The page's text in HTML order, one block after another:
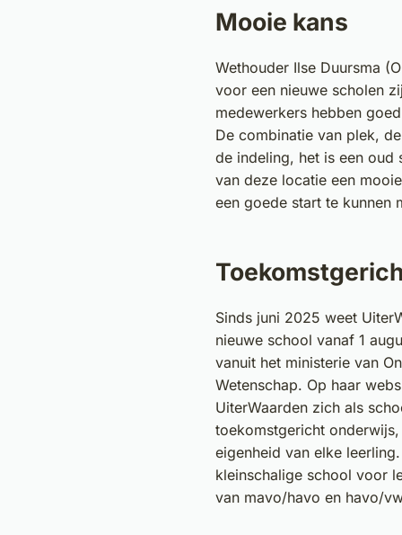
Mooie kans
Wethouder Ilse Duursma
voor een nieuwe scholen
medewerkers hebben
De combinatie van plek,
de indeling, het is een oud
van deze locatie een
een goede start te kunnen
Sinds juni 2025 weet
nieuwe school vanaf 1
vanuit het ministerie van
Wetenschap. Op haar
UiterWaarden zich als
toekomstgericht
eigenheid van elke
kleinschalige school voor
van mavo/havo en havo/